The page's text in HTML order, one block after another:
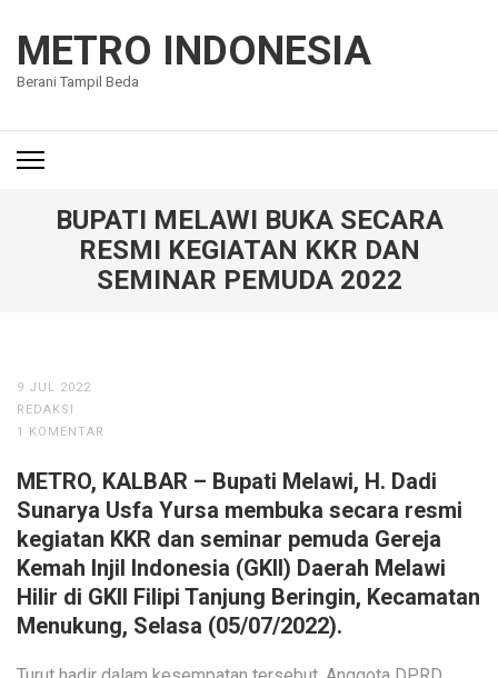
konten
(Tekan
METRO INDONESIA
Berani Tampil Beda
BUPATI MELAWI BUKA SECARA
RESMI KEGIATAN KKR DAN
SEMINAR PEMUDA 2022
9 JUL 2022
REDAKSI
1 KOMENTAR
METRO, KALBAR – Bupati Melawi, H. Dadi
Sunarya Usfa Yursa membuka secara resmi
kegiatan KKR dan seminar pemuda Gereja
Kemah Injil Indonesia (GKII) Daerah Melawi
Hilir di GKII Filipi Tanjung Beringin, Kecamatan
Menukung, Selasa (05/07/2022).